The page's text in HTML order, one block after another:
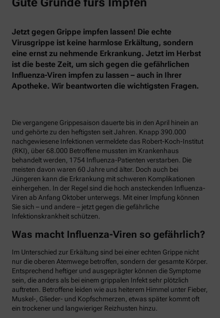
Jetzt gegen Grippe impfen lassen! Die echte
Virusgrippe ist keine harmlose Erkältung, sondern
eine ernst zu nehmende Erkrankung. Jetzt im Herbst
ist die beste Zeit, um sich gegen die gefährlichen
Influenza-Viren impfen zu lassen – auch in Ihrer
Apotheke. Wir beantworten die wichtigsten Fragen.
Die vergangene Grippesaison dauerte bis in den April hinein an
und gehörte zu den heftigsten seit Jahren. Knapp 390.000
nachgewiesene Infektionen vermeldete das Robert-Koch-Institut
(RKI), über 68.000 Betroffene mussten im Krankenhaus
behandelt werden, 1754 Influenza-Patienten verstarben. Die
meisten davon waren 60 Jahre und älter. Doch auch bei
Jüngeren kann die Erkrankung mit schweren Komplikationen
einhergehen. In der Regel sind die hoch ansteckenden Influenza-
Viren ab Anfang Oktober unterwegs. Mit einer Impfung können
Sie sich – und andere – jetzt gegen die gefährliche
Infektionskrankheit schützen.
Was macht Influenza-Viren so gefährlich?
Im Unterschied zur Erkältung sind bei einer echten Grippe nicht
nur die oberen Atemwege betroffen, sondern der gesamte Körper.
Entsprechend heftiger und ausgeprägter können die Symptome
sein, die anders als bei einem grippalen Infekt sehr plötzlich
auftreten. Betroffene leiden wie aus heiterem Himmel unter Fieber,
Muskel-, Glieder- und Kopfschmerzen, etwas später kommt oft
ein trockener und langwieriger Reizhusten hinzu.